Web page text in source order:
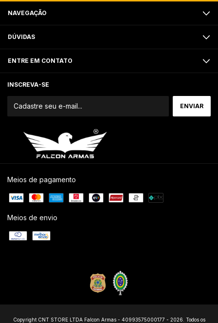
NAVEGAÇÃO
DÚVIDAS
ENTRE EM CONTATO
INSCREVA-SE
Meios de pagamento
Meios de envio
Copyright CNT STORE LTDA Falcon Armas - 40993575000177 - 2026. Todos os